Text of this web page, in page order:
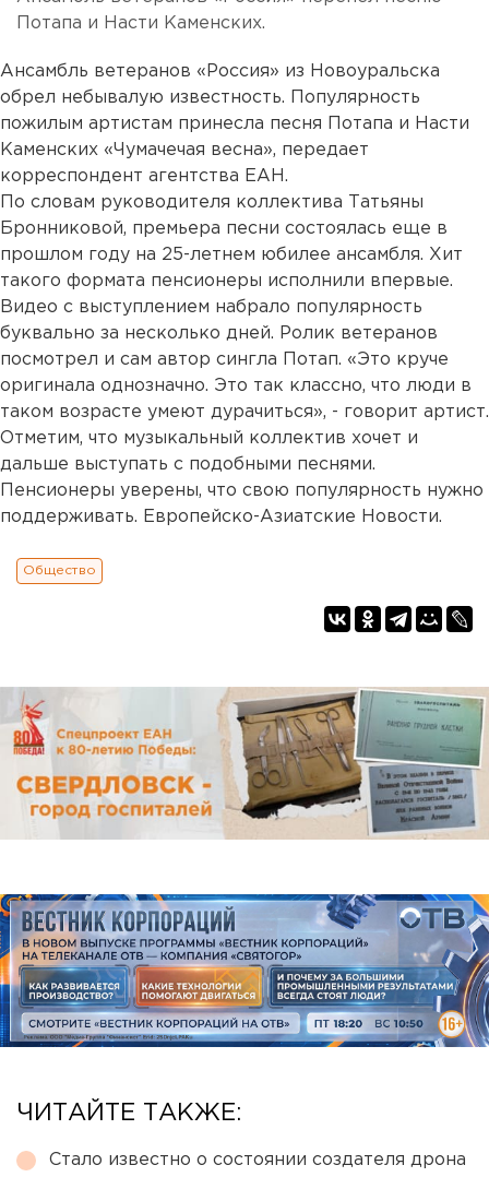
Потапа и Насти Каменских.
Ансамбль ветеранов «Россия» из Новоуральска
обрел небывалую известность. Популярность
пожилым артистам принесла песня Потапа и Насти
Каменских «Чумачечая весна», передает
корреспондент агентства ЕАН.
По словам руководителя коллектива Татьяны
Бронниковой, премьера песни состоялась еще в
прошлом году на 25-летнем юбилее ансамбля. Хит
такого формата пенсионеры исполнили впервые.
Видео с выступлением набрало популярность
буквально за несколько дней. Ролик ветеранов
посмотрел и сам автор сингла Потап. «Это круче
оригинала однозначно. Это так классно, что люди в
таком возрасте умеют дурачиться», - говорит артист.
Отметим, что музыкальный коллектив хочет и
дальше выступать с подобными песнями.
Пенсионеры уверены, что свою популярность нужно
поддерживать. Европейско-Азиатские Новости.
Общество
ЧИТАЙТЕ ТАКЖЕ:
Стало известно о состоянии создателя дрона